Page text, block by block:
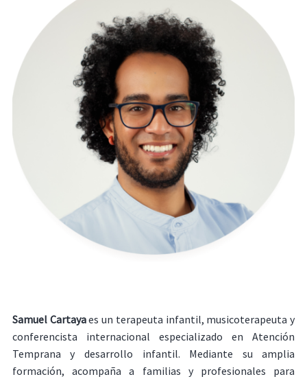
Samuel Cartayaes un terapeuta infantil, musicoterapeuta y
conferencista internacional especializado en Atención
Temprana y desarrollo infantil. Mediante su amplia
formación, acompaña a familias y profesionales para